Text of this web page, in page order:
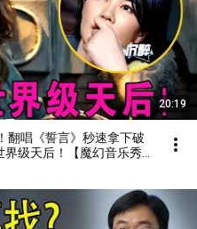
20:19
翻唱《誓言》秒速拿下破
级天后！【魔幻音乐秀】